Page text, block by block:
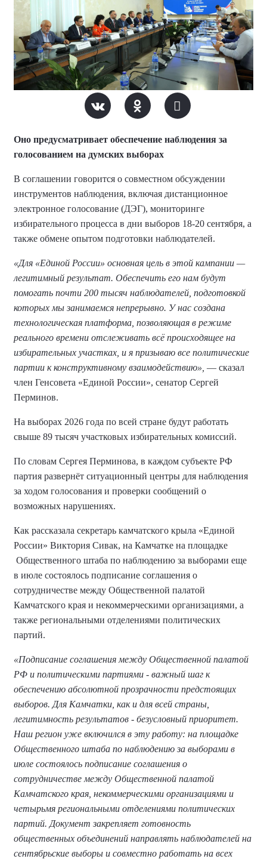
Оно предусматривает обеспечение наблюдения за
голосованием на думских выборах
В соглашении говорится о совместном обсуждении
инструментов наблюдения, включая дистанционное
электронное голосование (ДЭГ), мониторинге
избирательного процесса в дни выборов 18-20 сентября, а
также обмене опытом подготовки наблюдателей.
«Для «Единой России» основная цель в этой кампании —
легитимный результат. Обеспечить его нам будут
помогать почти 200 тысяч наблюдателей, подготовкой
которых мы занимаемся непрерывно. У нас создана
технологическая платформа, позволяющая в режиме
реального времени отслеживать всё происходящее на
избирательных участках, и я призываю все политические
партии к конструктивному взаимодействию», — сказал
член Генсовета «Единой России», сенатор Сергей
Перминов.
На выборах 2026 года по всей стране будут работать
свыше 89 тысяч участковых избирательных комиссий.
По словам Сергея Перминова, в каждом субъекте РФ
партия развернёт ситуационный центры для наблюдения
за ходом голосования и проверки сообщений о
возможных нарушениях.
Как рассказала секретарь камчатского крыла «Единой
России» Виктория Сивак, на Камчатке на площадке
Общественного штаба по наблюдению за выборами еще
в июле состоялось подписание соглашения о
сотрудничестве между Общественной палатой
Камчатского края и некоммерческими организациями, а
также региональными отделениями политических
партий.
«Подписание соглашения между Общественной палатой
РФ и политическими партиями - важный шаг к
обеспечению абсолютной прозрачности предстоящих
выборов. Для Камчатки, как и для всей страны,
легитимность результатов - безусловный приоритет.
Наш регион уже включился в эту работу: на площадке
Общественного штаба по наблюдению за выборами в
июле состоялось подписание соглашения о
сотрудничестве между Общественной палатой
Камчатского края, некоммерческими организациями и
четырьмя региональными отделениями политических
партий. Документ закрепляет готовность
общественных объединений направлять наблюдателей на
сентябрьские выборы и совместно работать на всех